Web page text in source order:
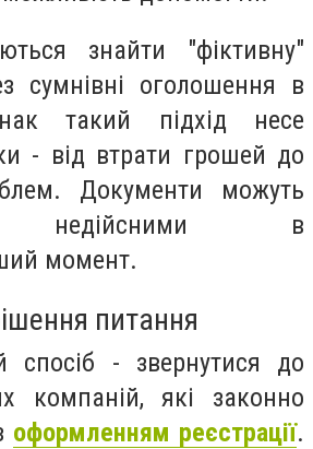
знайти "фіктивну"
сумнівні оголошення в
такий підхід несе
- від втрати грошей до
Документи можуть
недійсними в
момент.
питання
спосіб - звернутися до
компаній, які законно
оформленням реєстрації.